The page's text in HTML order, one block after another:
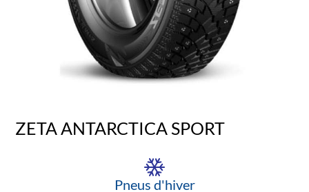
ZETA ANTARCTICA SPORT
Pneus d'hiver